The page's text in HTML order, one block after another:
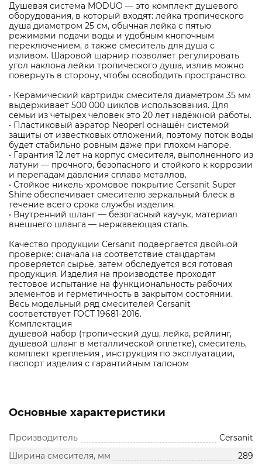
Душевая система MODUO — это комплект душевого
оборудования, в который входят: лейка тропического
душа диаметром 25 см, обычная лейка с пятью
режимами подачи воды и удобным кнопочным
переключением, а также смеситель для душа с
изливом. Шаровой шарнир позволяет регулировать
угол наклона лейки тропического душа, излив можно
повернуть в сторону, чтобы освободить пространство.
• Керамический картридж смесителя диаметром 35 мм
выдерживает 500 000 циклов использования. Для
семьи из четырех человек это 20 лет надёжной работы.
• Пластиковый аэратор Neoperl оснащён системой
защиты от известковых отложений, поэтому поток воды
будет стабильно ровным даже при плохом напоре.
• Гарантия 12 лет на корпус смесителя, выполненного из
латуни — прочного, безопасного и стойкого к коррозии
и перепадам давления сплава металлов.
• Стойкое никель-хромовое покрытие Cersanit Super
Shine обеспечивает смесителю зеркальный блеск в
течение всего срока службы изделия.
• Внутренний шланг — безопасный каучук, материал
внешнего шланга — нержавеющая сталь.
Качество продукции Cersanit подвергается двойной
проверке: сначала на соответствие стандартам
проверяется сырьё, затем обследуется вся готовая
продукция. Изделия на производстве проходят
тестовое испытание на функциональность рабочих
элементов и герметичность в закрытом состоянии.
Весь модельный ряд смесителей Cersanit
соответствует ГОСТ 19681-2016.
Комплектация
душевой набор (тропический душ, лейка, рейлинг,
душевой шланг в металлической оплетке), смеситель,
комплект крепления , инструкция по эксплуатации,
паспорт изделия с гарантийным талоном
Основные характеристики
Производитель
Cersanit
Ширина смесителя, мм
289